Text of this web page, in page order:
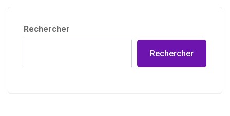
Rechercher
Rechercher